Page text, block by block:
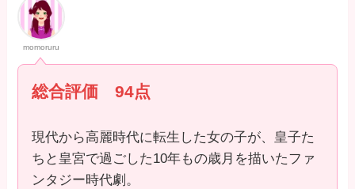
momoruru
総合評価 94点
現代から高麗時代に転生した女の子が、皇子た
ちと皇宮で過ごした10年もの歳月を描いたファ
ンタジー時代劇。